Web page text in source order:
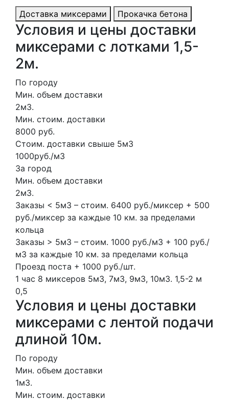
Доставка миксерами Прокачка бетона
Условия и цены доставки
миксерами с лотками 1,5-
2м.
По городу
Мин. объем доставки
2м3.
Мин. стоим. доставки
8000 руб.
Стоим. доставки свыше 5м3
1000руб./м3
За город
Мин. объем доставки
2м3.
Заказы < 5м3 – стоим. 6400 руб./миксер + 500
руб./миксер за каждые 10 км. за пределами
кольца
Заказы > 5м3 – стоим. 1000 руб./м3 + 100 руб./
м3 за каждые 10 км. за пределами кольца
Проезд поста + 1000 руб./шт.
1 час 8 миксеров 5м3, 7м3, 9м3, 10м3. 1,5-2 м
0,5
Условия и цены доставки
миксерами с лентой подачи
длиной 10м.
По городу
Мин. объем доставки
1м3.
Мин. стоим. доставки